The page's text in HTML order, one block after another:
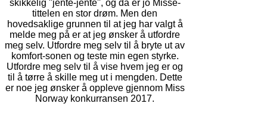
skikkelig ''jente-jente'', og da er jo Misse-
tittelen en stor drøm. Men den
hovedsaklige grunnen til at jeg har valgt å
melde meg på er at jeg ønsker å utfordre
meg selv. Utfordre meg selv til å bryte ut av
komfort-sonen og teste min egen styrke.
Utfordre meg selv til å vise hvem jeg er og
til å tørre å skille meg ut i mengden. Dette
er noe jeg ønsker å oppleve gjennom Miss
Norway konkurransen 2017.